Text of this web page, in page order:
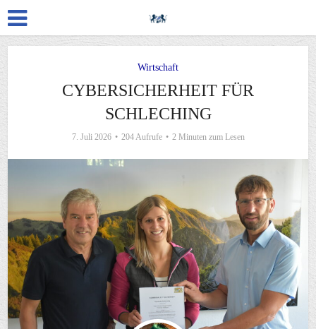
Wirtschaft
CYBERSICHERHEIT FÜR
SCHLECHING
7. Juli 2026 204 Aufrufe 2 Minuten zum Lesen